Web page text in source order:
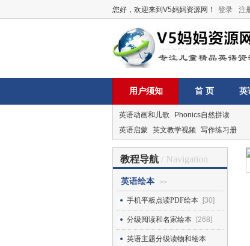
您好，欢迎来到V5妈妈资源网！ 登录 注
用户须知 首 页 英
英语动画和儿歌
Phonics自然拼读
英语启蒙 英文教学视频 写作练习册
教程导航 / Navigation
英语绘本 >>
手机平板点读PDF绘本 [30]
分级阅读和名家绘本 [268]
英语主题分级读物和绘本